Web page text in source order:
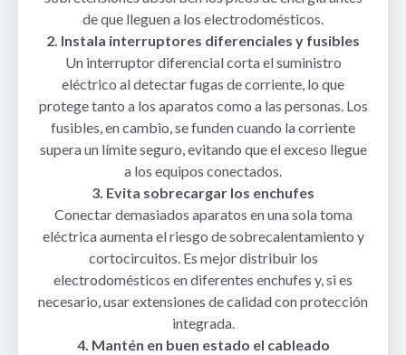
de que lleguen a los electrodomésticos.
2. Instala interruptores diferenciales y fusibles
Un interruptor diferencial corta el suministro
eléctrico al detectar fugas de corriente, lo que
protege tanto a los aparatos como a las personas. Los
fusibles, en cambio, se funden cuando la corriente
supera un límite seguro, evitando que el exceso llegue
a los equipos conectados.
3. Evita sobrecargar los enchufes
Conectar demasiados aparatos en una sola toma
eléctrica aumenta el riesgo de sobrecalentamiento y
cortocircuitos. Es mejor distribuir los
electrodomésticos en diferentes enchufes y, si es
necesario, usar extensiones de calidad con protección
integrada.
4. Mantén en buen estado el cableado